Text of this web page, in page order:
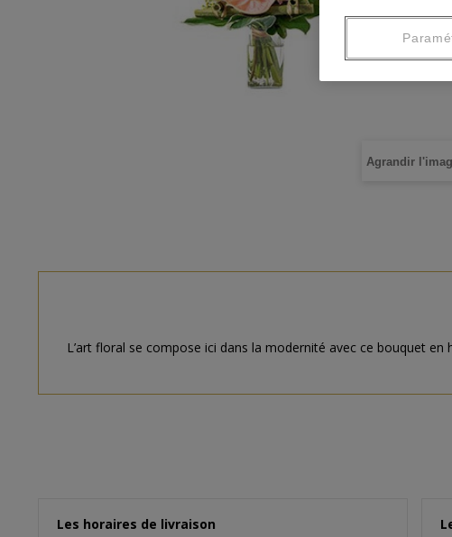
Agrandir
L’art floral se compose ici dans la modernité avec ce bouquet
Les horaires de livraison